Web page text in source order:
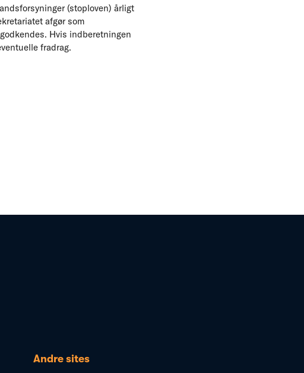
(stoploven) årligt
afgør som
Hvis indberetningen
fradrag.
Andre sites